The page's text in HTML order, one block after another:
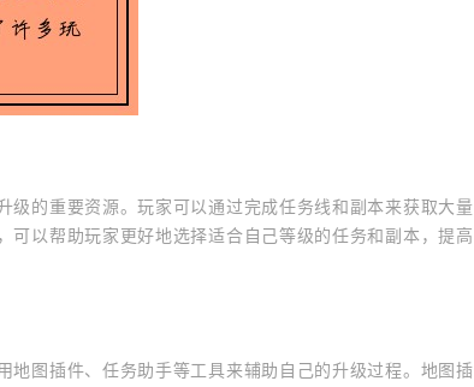
的重要资源。玩家可以通过完成任务线和副本来获取大量
以帮助玩家更好地选择适合自己等级的任务和副本，提高
地图插件、任务助手等工具来辅助自己的升级过程。地图插